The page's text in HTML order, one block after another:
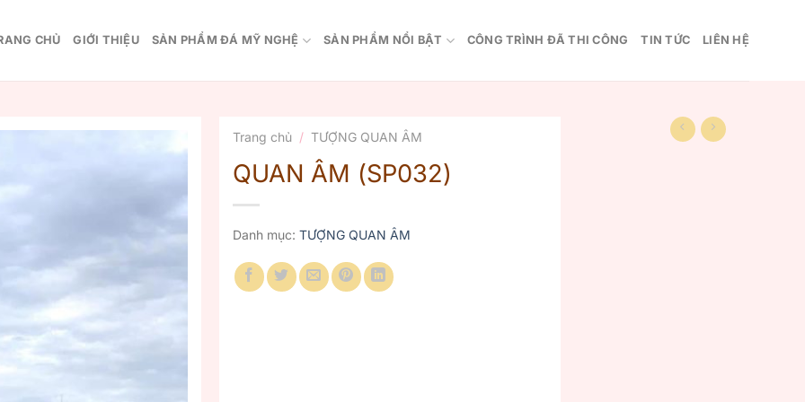
CHỦ GIỚI THIỆU SẢN PHẨM ĐÁ MỸ NGHỆ SẢN PHẨM NỔI BẬT CÔNG TRÌNH ĐÃ THI CÔNG TIN TỨC LIÊN HỆ
Trang chủ / TƯỢNG QUAN ÂM
QUAN ÂM (SP032)
Danh mục: TƯỢNG QUAN ÂM